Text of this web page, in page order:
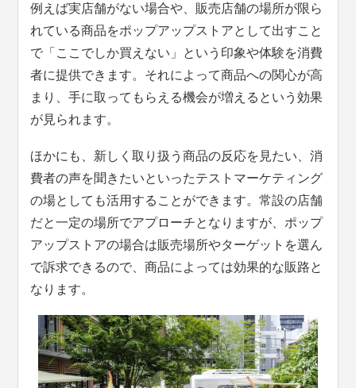
例えば実店舗がない場合や、販売店舗の場所が限ら
れている商品をポップアップストアとして出すこと
で「ここでしか買えない」という印象や体験を消費
者に提供できます。それによって商品への関心が高
まり、手に取ってもらえる機会が増えるという効果
が見られます。
ほかにも、新しく取り扱う商品の反応を見たい、消
費者の声を聞きたいといったテストマーケティング
の場としても活用することができます。常設の店舗
だと一定の場所でアプローチとなりますが、ポップ
アップストアの場合は販売場所やターゲットを選ん
で訴求できるので、商品によっては効果的な販路と
なります。